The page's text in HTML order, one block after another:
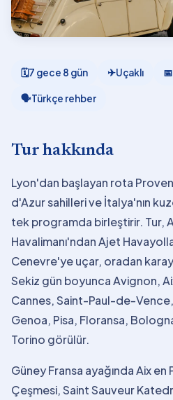
🗓7 gece 8 gün ✈Uçaklı 📅
🗣Türkçe rehber
Tur hakkında
Lyon'dan başlayan rota
d'Azur sahilleri ve İtalya'nın
tek programda birleştirir. Tur,
Havalimanı'ndan Ajet
Cenevre'ye uçar, oradan
Sekiz gün boyunca Avignon,
Cannes, Saint-Paul-de-
Genoa, Pisa, Floransa,
Torino görülür.
Güney Fransa ayağında Aix
Çeşmesi, Saint Sauveur